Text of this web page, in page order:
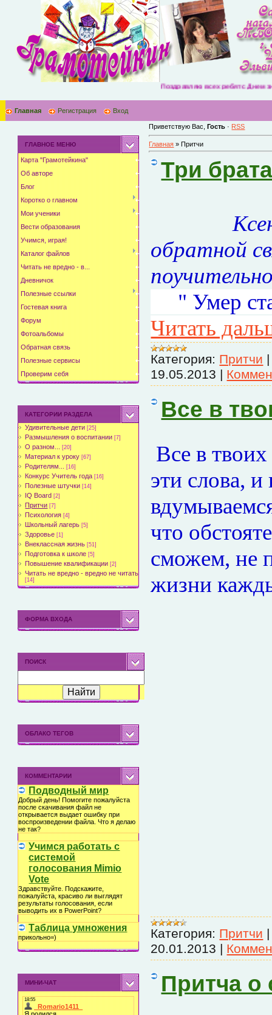
Поздравляю всех ребят с Днем знаний!
Главная Регистрация Вход
ГЛАВНОЕ МЕНЮ
Карта "Грамотейкина"
Об авторе
Блог
Коротко о главном
Мои ученики
Вести образования
Учимся, играя!
Каталог файлов
Читать не вредно - в...
Дневничок
Полезные ссылки
Гостевая книга
Форум
Фотоальбомы
Обратная связь
Полезные сервисы
Проверим себя
КАТЕГОРИИ РАЗДЕЛА
Удивительные дети [25]
Размышления о воспитании [7]
О разном... [20]
Материал к уроку [67]
Родителям... [16]
Конкурс Учитель года [16]
Полезные штучки [14]
IQ Board [2]
Притчи [7]
Психология [4]
Школьный лагерь [5]
Здоровье [1]
Внеклассная жизнь [51]
Подготовка к школе [5]
Повышение квалификации [2]
Читать не вредно - вредно не читать
[14]
ФОРМА ВХОДА
ПОИСК
ОБЛАКО ТЕГОВ
КОММЕНТАРИИ
Подводный мир
Добрый день! Помогите пожалуйста
после скачивания файл не
открывается выдает ошибку при
воспроизведении файла. Что я делаю
не так?
Учимся работать с
системой
голосования Mimio
Vote
Здравствуйте. Подскажите,
пожалуйста, красиво ли выглядят
результаты голосования, если
выводить их в PowerPoint?
Таблица умножения
прикольно=)
МИНИ-ЧАТ
Приветствую Вас ,Гость · RSS
Главная »Притчи
Три
обратной
" Умер
Читать
Категория: Притчи
19.05.2013 |
Все в
Все в
эти слова,
что
сможем, не
жизни
Категория: Притчи
20.01.2013 |
Притча о